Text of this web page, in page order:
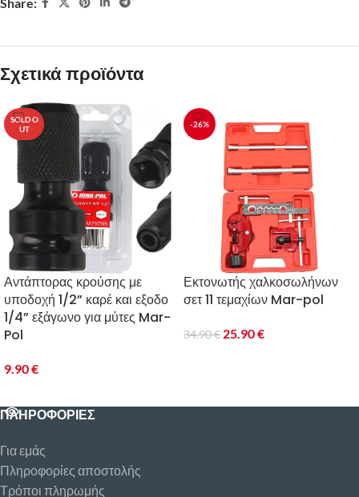
Περιγραφή
Σετ κοπής σπειρωμάτων HAWEK με 4 κεφαλές – 1/2″, 3/4″, 1″, 1
1/4″ – Η ιδανική λύση για εύκολη και ακριβή κοπή σπειρωμάτων
σωλήνων, ακόμα και σε δύσκολα προσβάσιμα σημεία!
Οι κεφαλές είναι ταχείας αλλαγής και τοποθετούνται ή αφαιρούνται
χωρίς δυσκολία. Η κατεύθυνση περιστροφής της καστάνιας
ρυθμίζεται εύκολα και το εργαλείο παραδίδεται σε βαλίτσα. Διαθέτει
αποδεδειγμένη ποιότητα και εξαιρετικά χαρακτηριστικά κοπής
σπειρωμάτων, προσφέροντας άψογη κατεργασία του τεμαχίου και του
σπειρώματος.
Χαρακτηριστικά:
✅ Κεφαλές ταχείας αλλαγής – αλλάζονται εύκολα, χωρίς κόπο
✅ Άνετη καστάνια με ρυθμιζόμενη κατεύθυνση περιστροφής
✅ Άριστη ποιότητα και υψηλή αντοχή
Το σετ περιλαμβάνει:
• 4 κεφαλές κοπής σπειρωμάτων: 1/2″, 3/4″, 1″, 1 1/4″
• Καστάνια και προέκταση
• Πλαστική βαλίτσα